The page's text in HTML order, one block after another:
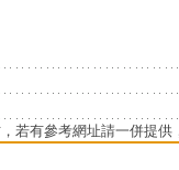
若有參考網址請一併提供